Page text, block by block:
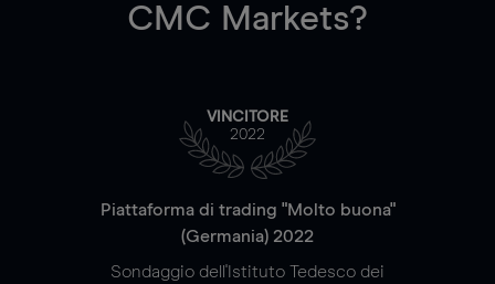
CMC Markets?
VINCITORE
2022
Piattaforma di trading "Molto buona"
(Germania) 2022
Sondaggio dell'Istituto Tedesco dei